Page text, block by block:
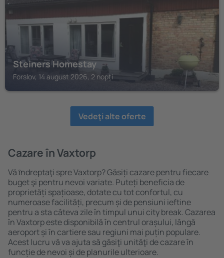
Steiners Homestay
Forslov, 14 august 2026, 2 nopți
Vedeţi alte oferte
Cazare în Vaxtorp
Vă ȋndreptaţi spre Vaxtorp? Găsiți cazare pentru fiecare
buget şi pentru nevoi variate. Puteți beneficia de
proprietăți spațioase, dotate cu tot confortul, cu
numeroase facilități, precum și de pensiuni ieftine
pentru a sta câteva zile în timpul unui city break. Cazarea
în Vaxtorp este disponibilă în centrul orașului, lângă
aeroport și în cartiere sau regiuni mai puțin populare.
Acest lucru vă va ajuta să găsiţi unităţi de cazare în
funcție de nevoi și de planurile ulterioare.